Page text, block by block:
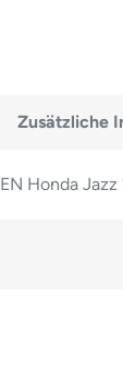
Zusätzliche
Honda